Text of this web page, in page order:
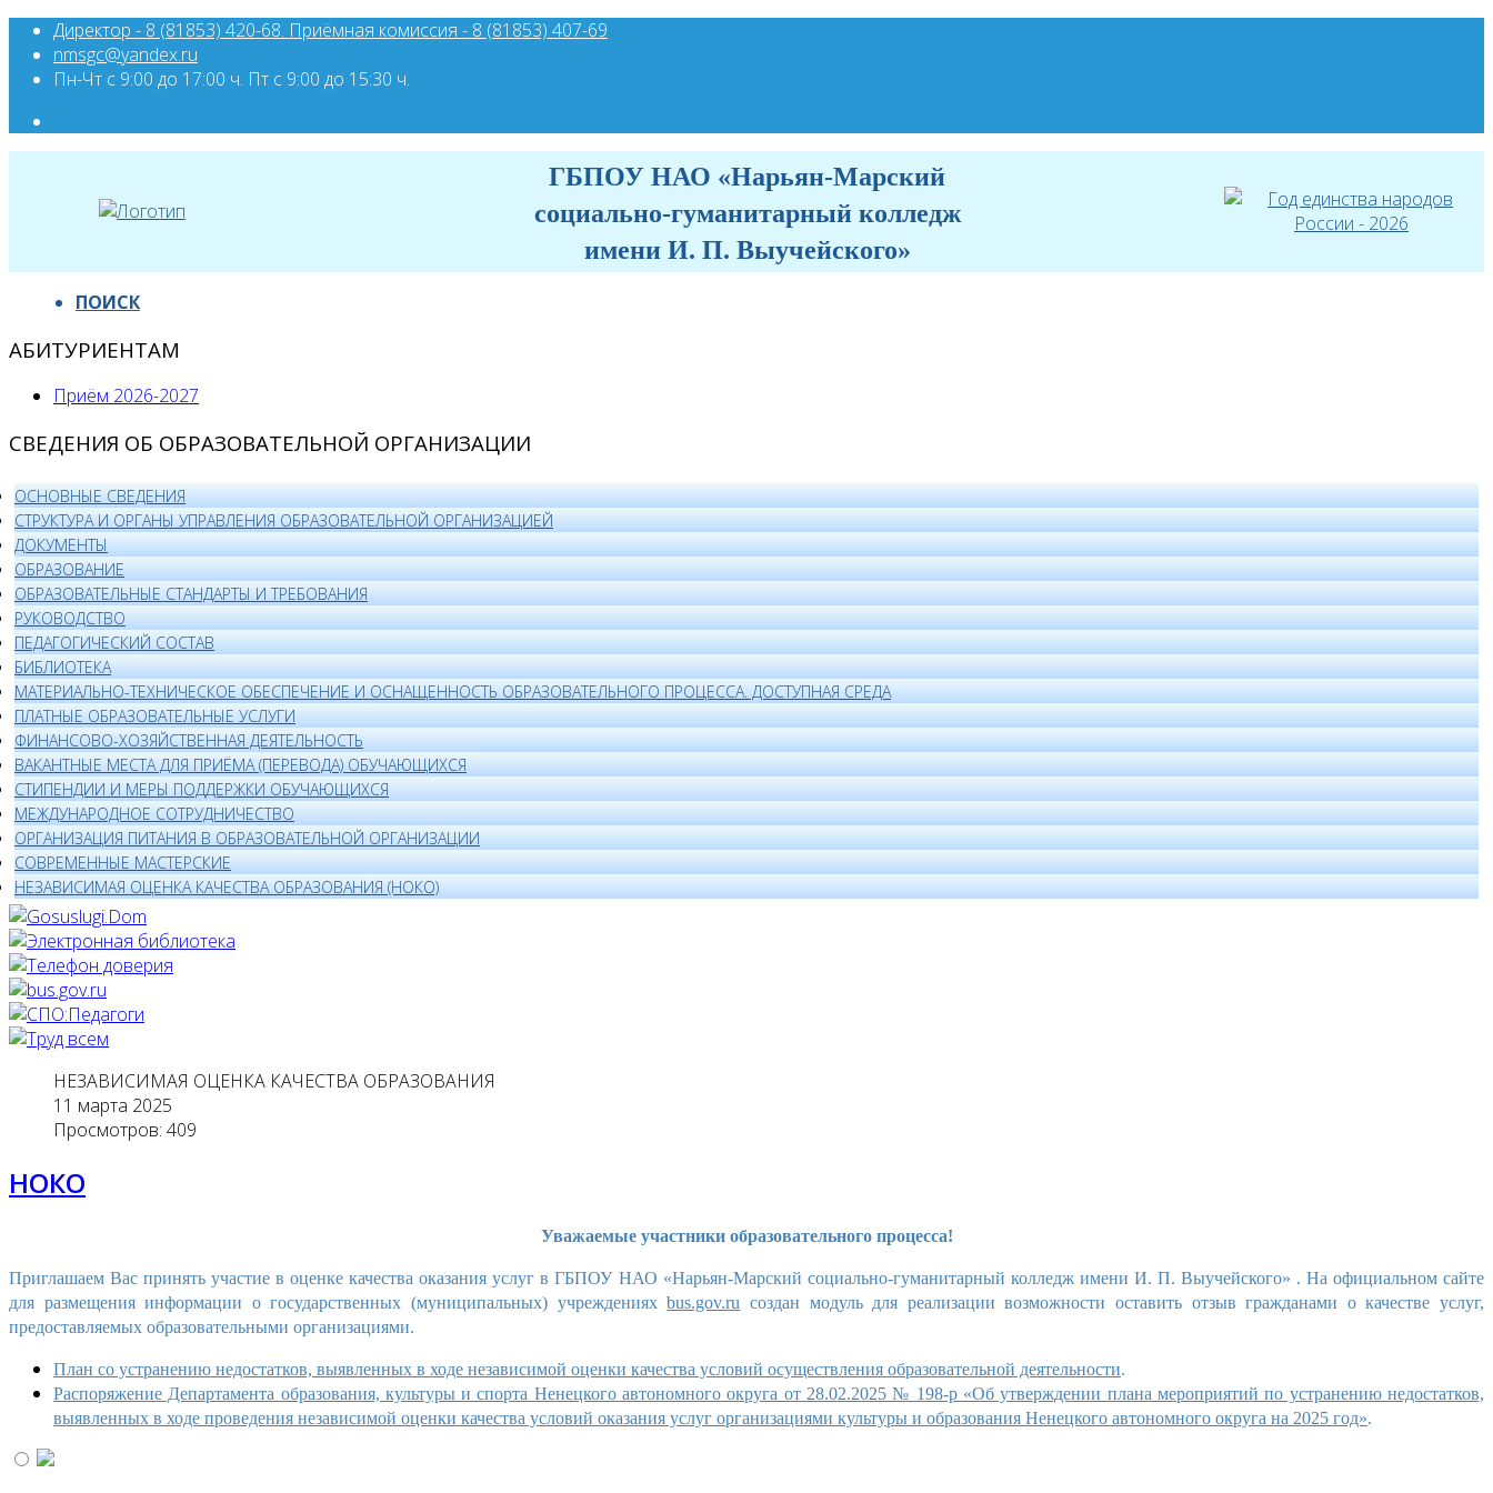
Директор - 8 (81853) 420-68. Приёмная комиссия - 8 (81853) 407-69
nmsgc@yandex.ru
Пн-Чт с 9:00 до 17:00 ч. Пт с 9:00 до 15:30 ч.
ГБПОУ НАО «Нарьян-Марский
социально-гуманитарный колледж
имени И. П. Выучейского»
ПОИСК
АБИТУРИЕНТАМ
Приём 2026-2027
СВЕДЕНИЯ ОБ ОБРАЗОВАТЕЛЬНОЙ ОРГАНИЗАЦИИ
ОСНОВНЫЕ СВЕДЕНИЯ
СТРУКТУРА И ОРГАНЫ УПРАВЛЕНИЯ ОБРАЗОВАТЕЛЬНОЙ ОРГАНИЗАЦИЕЙ
ДОКУМЕНТЫ
ОБРАЗОВАНИЕ
ОБРАЗОВАТЕЛЬНЫЕ СТАНДАРТЫ И ТРЕБОВАНИЯ
РУКОВОДСТВО
ПЕДАГОГИЧЕСКИЙ СОСТАВ
БИБЛИОТЕКА
МАТЕРИАЛЬНО-ТЕХНИЧЕСКОЕ ОБЕСПЕЧЕНИЕ И ОСНАЩЕННОСТЬ ОБРАЗОВАТЕЛЬНОГО ПРОЦЕССА. ДОСТУПНАЯ СРЕДА
ПЛАТНЫЕ ОБРАЗОВАТЕЛЬНЫЕ УСЛУГИ
ФИНАНСОВО-ХОЗЯЙСТВЕННАЯ ДЕЯТЕЛЬНОСТЬ
ВАКАНТНЫЕ МЕСТА ДЛЯ ПРИЁМА (ПЕРЕВОДА) ОБУЧАЮЩИХСЯ
СТИПЕНДИИ И МЕРЫ ПОДДЕРЖКИ ОБУЧАЮЩИХСЯ
МЕЖДУНАРОДНОЕ СОТРУДНИЧЕСТВО
ОРГАНИЗАЦИЯ ПИТАНИЯ В ОБРАЗОВАТЕЛЬНОЙ ОРГАНИЗАЦИИ
СОВРЕМЕННЫЕ МАСТЕРСКИЕ
НЕЗАВИСИМАЯ ОЦЕНКА КАЧЕСТВА ОБРАЗОВАНИЯ (НОКО)
НЕЗАВИСИМАЯ ОЦЕНКА КАЧЕСТВА ОБРАЗОВАНИЯ
11 марта 2025
Просмотров: 409
НОКО
Уважаемые участники образовательного процесса!
Приглашаем Вас принять участие в оценке качества оказания услуг вГБПОУ НАО «Нарьян-Марский социально-гуманитарный колледж имени И. П. Выучейского» . На официальном сайте
для размещения информации о государственных (муниципальных) учрежденияхbus.gov.ru создан модуль для реализации возможности оставить отзыв гражданами о качестве услуг,
предоставляемых образовательными организациями.
План со устранению недостатков, выявленных в ходе независимой оценки качества условий осуществления образовательной деятельности.
Распоряжение Департамента образования, культуры и спорта Ненецкого автономного округа от 28.02.2025 № 198-р «Об утверждении плана мероприятий по устранению недостатков,
выявленных в ходе проведения независимой оценки качества условий оказания услуг организациями культуры и образования Ненецкого автономного округа на 2025 год».